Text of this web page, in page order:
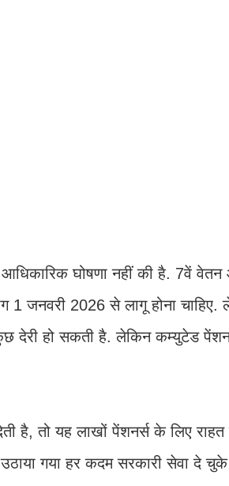
घोषणा नहीं की है. 7वें वेतन
1 जनवरी 2026 से लागू होना
हो सकती है. लेकिन कम्युटेड पेंशन
है, तो यह लाखों पेंशनर्स के लिए राहत
गया हर कदम सरकारी सेवा दे